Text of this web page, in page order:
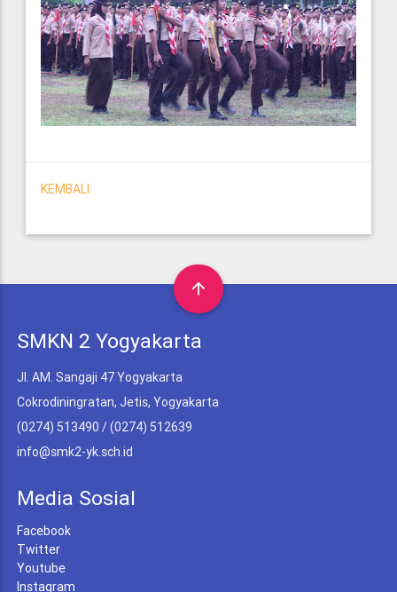
KEMBALI
arrow_upward
SMKN 2 Yogyakarta
Jl. AM. Sangaji 47 Yogyakarta
Cokrodiningratan, Jetis, Yogyakarta
(0274) 513490 / (0274) 512639
info@smk2-yk.sch.id
Media Sosial
Facebook
Twitter
Youtube
Instagram